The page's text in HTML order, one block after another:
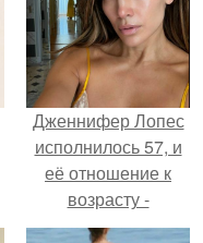
Дженнифер Лопес
исполнилось 57, и
её отношение к
возрасту -
настоящий